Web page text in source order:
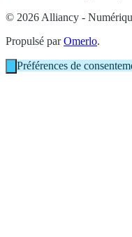
© 2026 Alliancy -
Propulsé parOmerlo.
Préférences de